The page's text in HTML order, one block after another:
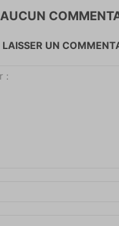
AUCUN
LAISSER UN